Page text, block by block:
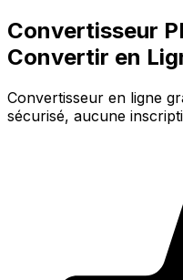
Convertisseur
Convertir en
Convertisseur en ligne
sécurisé, aucune